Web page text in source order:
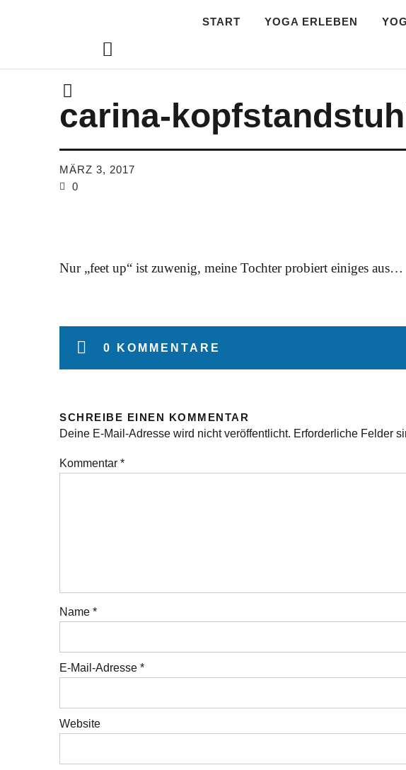
START YOGA ERLEBEN
Lebe.Yoga: der
carina-
MÄRZ 3, 2017
0
Nur „feet up“ ist zuwenig, meine Tochter probiert einiges aus…
0 KOMMENTARE
SCHREIBE EINEN KOMMENTAR
Deine E-Mail-Adresse wird nicht veröffentlicht. Erforderliche Felder
Kommentar *
Name *
E-Mail-Adresse *
Website